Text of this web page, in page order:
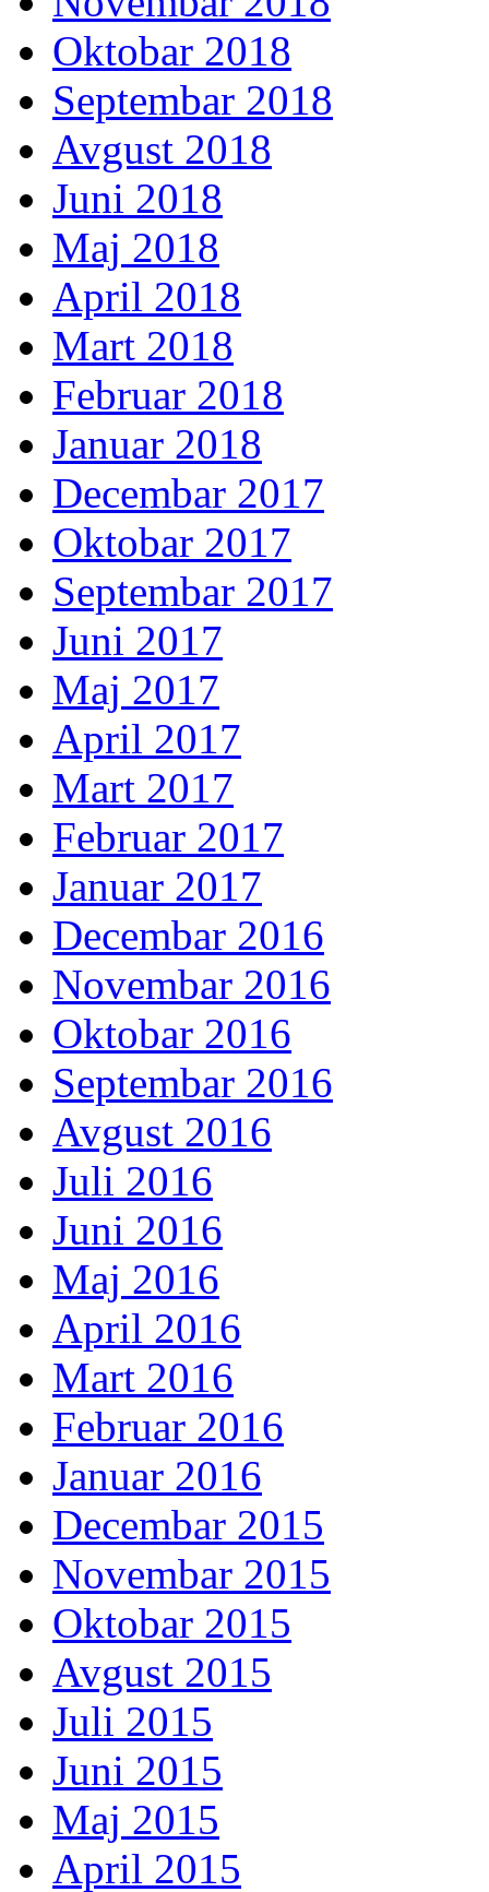
Oktobar 2018
Septembar 2018
Avgust 2018
Juni 2018
Maj 2018
April 2018
Mart 2018
Februar 2018
Januar 2018
Decembar 2017
Oktobar 2017
Septembar 2017
Juni 2017
Maj 2017
April 2017
Mart 2017
Februar 2017
Januar 2017
Decembar 2016
Novembar 2016
Oktobar 2016
Septembar 2016
Avgust 2016
Juli 2016
Juni 2016
Maj 2016
April 2016
Mart 2016
Februar 2016
Januar 2016
Decembar 2015
Novembar 2015
Oktobar 2015
Avgust 2015
Juli 2015
Juni 2015
Maj 2015
April 2015